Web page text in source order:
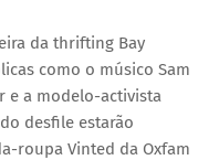
da thrifting Bay
como o músico Sam
e a modelo-activista
desfile estarão
roupa Vinted da Oxfam